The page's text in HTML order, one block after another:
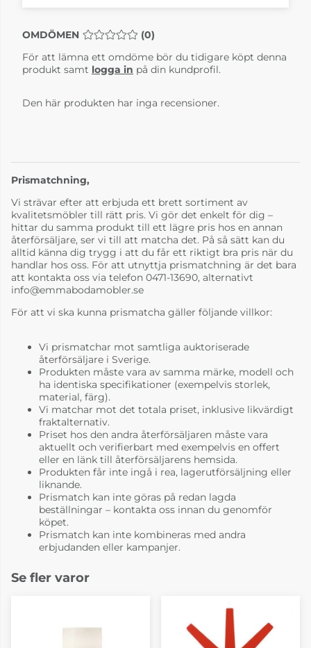
OMDÖMEN MEDELBETYG 0 AV 5 ANTAL BETYG 0
(0)
För att lämna ett omdöme bör du tidigare köpt denna
produkt samt logga in på din kundprofil.
Den här produkten har inga recensioner.
Prismatchning,
Vi strävar efter att erbjuda ett brett sortiment av
kvalitetsmöbler till rätt pris. Vi gör det enkelt för dig –
hittar du samma produkt till ett lägre pris hos en annan
återförsäljare, ser vi till att matcha det. På så sätt kan du
alltid känna dig trygg i att du får ett riktigt bra pris när du
handlar hos oss. För att utnyttja prismatchning är det bara
att kontakta oss via telefon 0471-13690, alternativt
info@emmabodamobler.se
För att vi ska kunna prismatcha gäller följande villkor:
Vi prismatchar mot samtliga auktoriserade
återförsäljare i Sverige.
Produkten måste vara av samma märke, modell och
ha identiska specifikationer (exempelvis storlek,
material, färg).
Vi matchar mot det totala priset, inklusive likvärdigt
fraktalternativ.
Priset hos den andra återförsäljaren måste vara
aktuellt och verifierbart med exempelvis en offert
eller en länk till återförsäljarens hemsida.
Produkten får inte ingå i rea, lagerutförsäljning eller
liknande.
Prismatch kan inte göras på redan lagda
beställningar – kontakta oss innan du genomför
köpet.
Prismatch kan inte kombineras med andra
erbjudanden eller kampanjer.
Se fler varor